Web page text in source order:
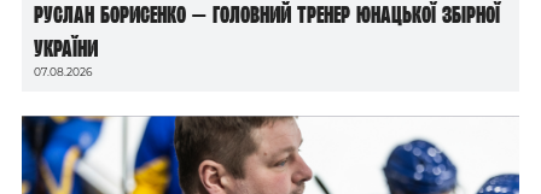
Руслан Борисенко — головний тренер юнацької збірної
України
07.08.2026